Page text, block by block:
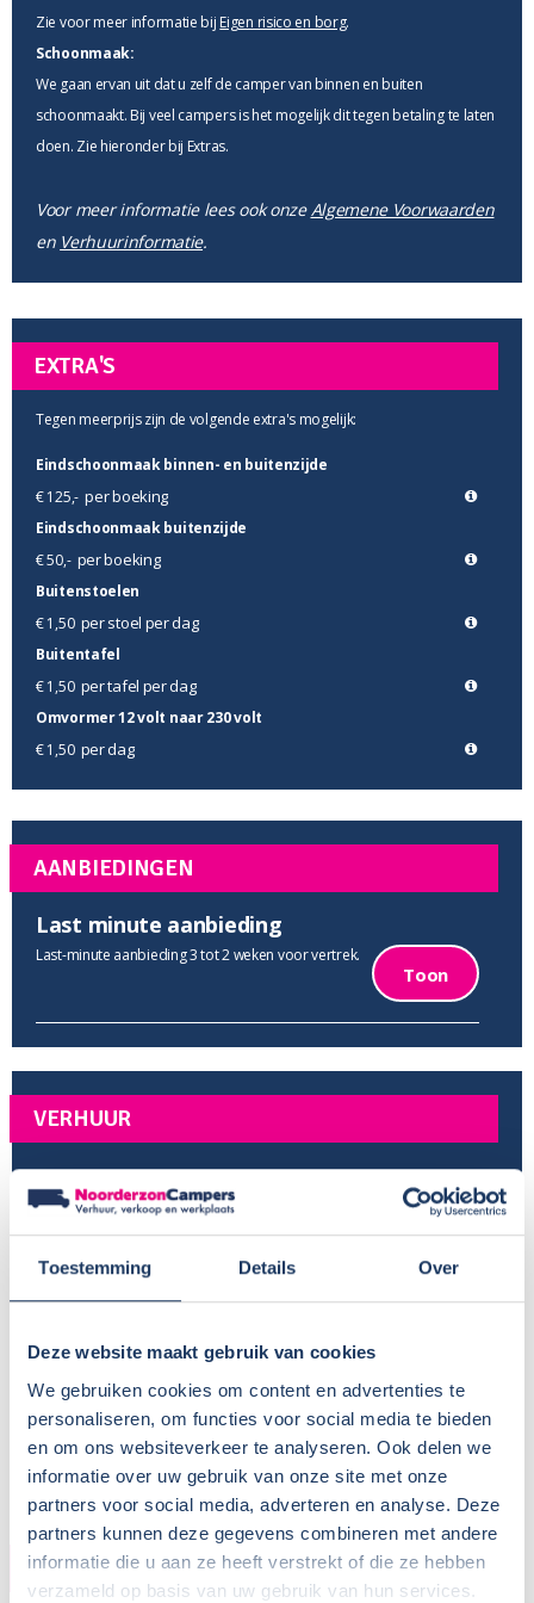
Toestemming Details Over
Deze website maakt gebruik van cookies
We gebruiken cookies om content en advertenties te
personaliseren, om functies voor social media te bieden
en om ons websiteverkeer te analyseren. Ook delen we
informatie over uw gebruik van onze site met onze
partners voor social media, adverteren en analyse. Deze
partners kunnen deze gegevens combineren met andere
informatie die u aan ze heeft verstrekt of die ze hebben
verzameld op basis van uw gebruik van hun services.
Zie voor meer informatie bij Eigen risico en borg.
Schoonmaak:
We gaan ervan uit dat u zelf de camper van binnen en buiten
schoonmaakt. Bij veel campers is het mogelijk dit tegen betaling te laten
doen. Zie hieronder bij Extras.
Voor meer informatie lees ook onzeAlgemene Voorwaarden
en Verhuurinformatie.
EXTRA'S
Tegen meerprijs zijn de volgende extra's mogelijk:
Eindschoonmaak binnen- en buitenzijde
€ 125,-per boeking
Eindschoonmaak buitenzijde
€ 50,- per boeking
Buitenstoelen
€ 1,50 per stoel per dag
Buitentafel
€ 1,50 per tafel per dag
Omvormer 12 volt naar 230 volt
€ 1,50 per dag
AANBIEDINGEN
Last minute aanbieding
Last-minute aanbieding 3 tot 2 weken voor vertrek.
Toon
VERHUUR
Provincie:
Noord-Brabant
Type verhuur:
Huisdieren:
In overleg
Voor meer informatie, zie Camper huren met hond
BTW aftrekbaar?:
Standaard haaltijd:
16.00 uur
Standaard retourtijd:
09.00 uur
Plaatsnaam:
Oosterhout
Parkeren eigen auto:
Op terrein verhuurder
CAMPER